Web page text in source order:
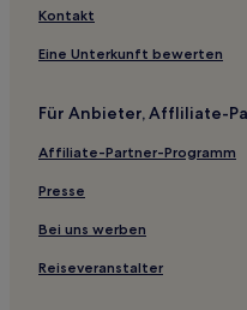
Mid-City: Hotels
Kontakt
Eine Unterkunft bewerten
Für Anbieter, Affliliate-
Affiliate-Partner-Programm
Presse
Bei uns werben
Reiseveranstalter